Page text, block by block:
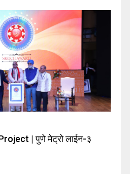
| पुणे मेट्रो लाईन-३